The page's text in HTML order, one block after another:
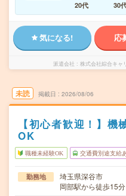
20代
30
気になる! 応
派遣会社 株式会社綜合キャ
未読 掲載日 2026/08/06
【初心者歓迎！】
OK
職種未経験OK 交通費別途支給
勤務地
埼玉県深谷市
岡部駅から徒歩15分